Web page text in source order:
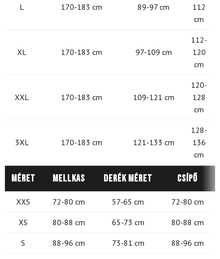
L 170-183 cm 89-97 cm
112
cm
XL 170-183 cm 97-109 cm
112-
120
cm
XXL 170-183 cm 109-121 cm
120-
128
cm
3XL 170-183 cm 121-133 cm
128-
136
cm
Méret Mellkas Derék méret Csípő
XXS 72-80 cm 57-65 cm 72-80 cm
XS 80-88 cm 65-73 cm 80-88 cm
S 88-96 cm 73-81 cm 88-96 cm